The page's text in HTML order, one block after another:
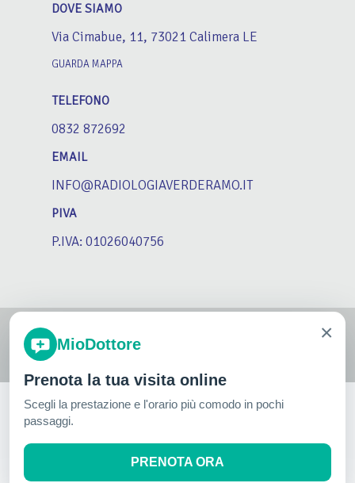
×
MioDottore
Prenota la tua visita online
Scegli la prestazione e l'orario più comodo in pochi
passaggi.
PRENOTA ORA
DOVE SIAMO
Via Cimabue, 11, 73021 Calimera LE
GUARDA MAPPA
TELEFONO
0832 872692
EMAIL
INFO@RADIOLOGIAVERDERAMO.IT
PIVA
P.IVA: 01026040756
©2026 Studio Radiologico Verderamo
Powered by